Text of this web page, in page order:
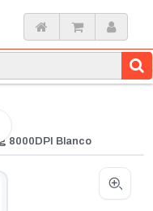
8000DPI Blanco